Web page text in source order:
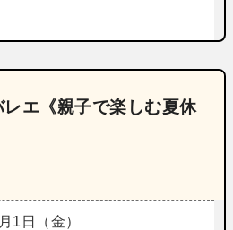
エ《親子で楽しむ夏休
1日（金）